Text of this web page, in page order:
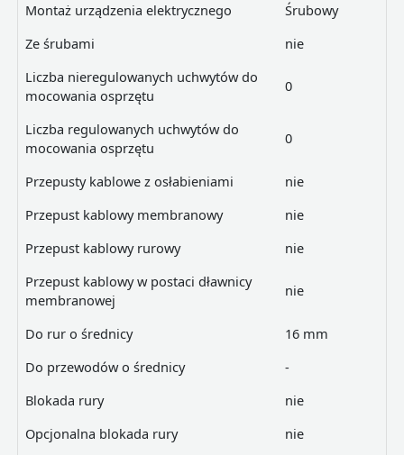
Montaż urządzenia elektrycznego
Śrubowy
Ze śrubami
nie
Liczba nieregulowanych uchwytów do
mocowania osprzętu
0
Liczba regulowanych uchwytów do
mocowania osprzętu
0
Przepusty kablowe z osłabieniami
nie
Przepust kablowy membranowy
nie
Przepust kablowy rurowy
nie
Przepust kablowy w postaci dławnicy
membranowej
nie
Do rur o średnicy
16 mm
Do przewodów o średnicy
-
Blokada rury
nie
Opcjonalna blokada rury
nie